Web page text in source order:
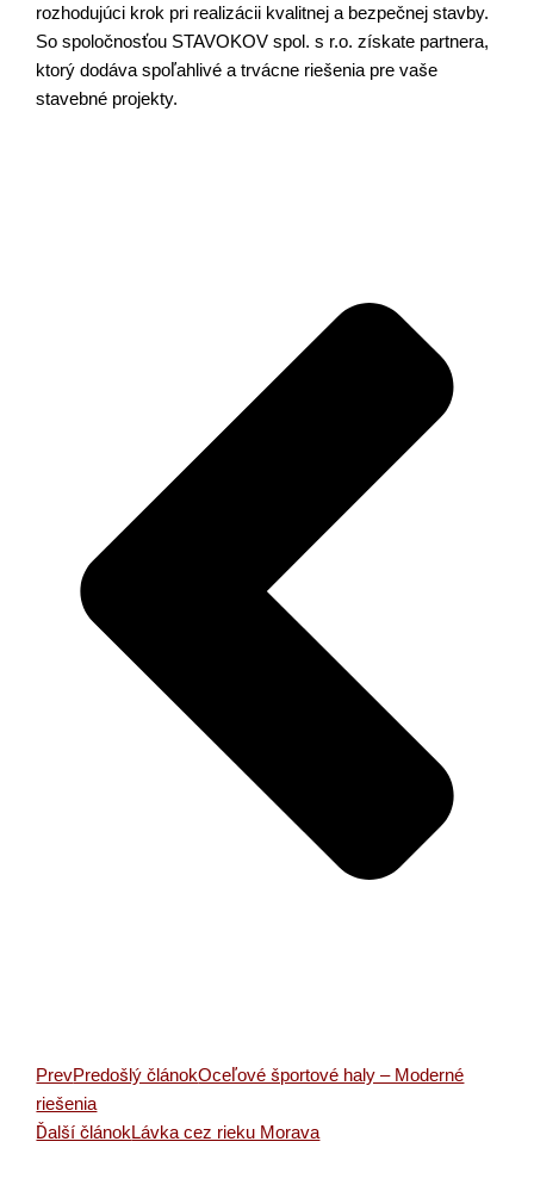
rozhodujúci krok pri realizácii kvalitnej a bezpečnej stavby.
So spoločnosťou STAVOKOV spol. s r.o. získate partnera,
ktorý dodáva spoľahlivé a trvácne riešenia pre vaše
stavebné projekty.
PrevPredošlý článokOceľové športové haly – Moderné
riešenia
Ďalší článokLávka cez rieku Morava